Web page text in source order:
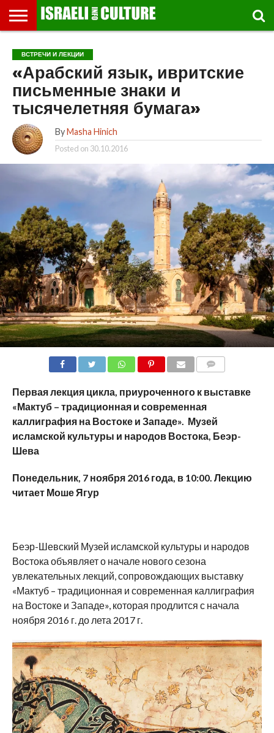
МУЗЕИ
СТРАНА
ФЕСТИВАЛЕЙ
ТЕАТР
КНИГИ.
ТЕКСТЫ
МУЗЫКА
РЕЛИГИЯ/
ИСТОРИЯ
ДВИЖЕНИЕ
ДЕТИ
ВЫХОДНОГО
ДНЯ
МАРШРУТЫ
ПРОГУЛЬЩИКА
ВИДЕО-
РЕЧИ
ВПЕЧАТЛЕНИЯ
ВСТРЕЧИ
И
ЛЕКЦИИ
ИНТЕРВЬЮ
КИНО
TEL
AVIV
GLOBAL
ВСТРЕЧИ И ЛЕКЦИИ
«Арабский язык, ивритские
письменные знаки и
тысячелетняя бумага»
By Masha Hinich
Posted on 30.10.2016
Первая лекция цикла, приуроченного к выставке
«Мактуб – традиционная и современная
каллиграфия на Востоке и Западе». Музей
исламской культуры и народов Востока, Беэр-
Шева
Понедельник, 7 ноября 2016 года, в 10:00. Лекцию
читает Моше Ягур
Беэр-Шевский Музей исламской культуры и народов
Востока объявляет о начале нового сезона
увлекательных лекций, сопровождающих выставку
«Мактуб – традиционная и современная каллиграфия
на Востоке и Западе», которая продлится с начала
ноября 2016 г. до лета 2017 г.